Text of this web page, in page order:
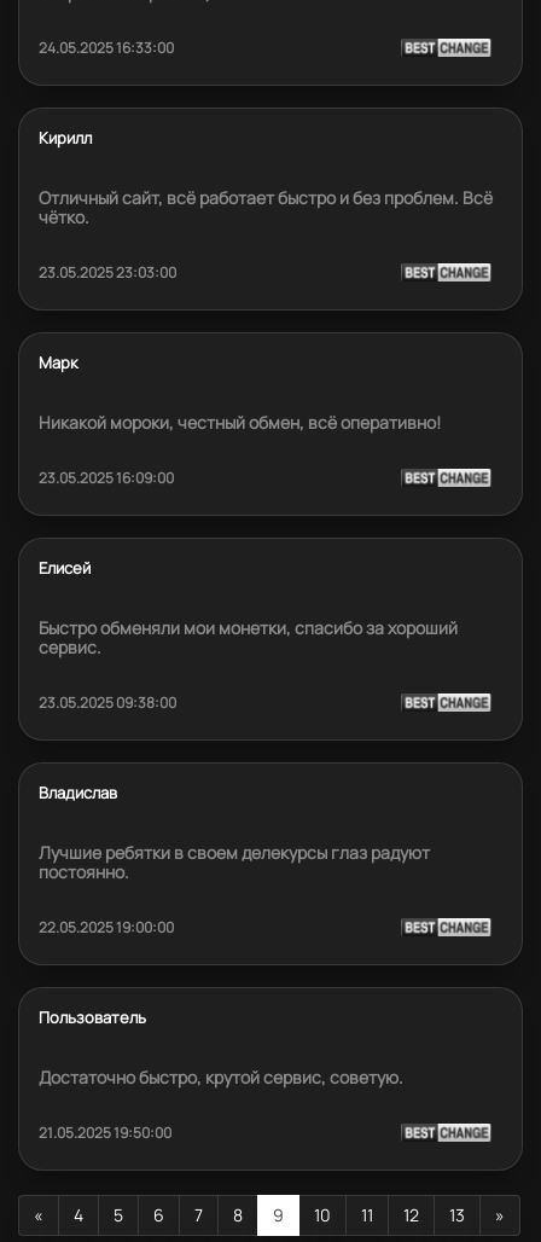
24.05.2025 16:33:00
Кирилл
Отличный сайт, всё работает быстро и без проблем. Всё
чётко.
23.05.2025 23:03:00
Марк
Никакой мороки, честный обмен, всё оперативно!
23.05.2025 16:09:00
Елисей
Быстро обменяли мои монетки, спасибо за хороший
сервис.
23.05.2025 09:38:00
Владислав
Лучшие ребятки в своем делекурсы глаз радуют
постоянно.
22.05.2025 19:00:00
Пользователь
Достаточно быстро, крутой сервис, советую.
21.05.2025 19:50:00
« 4 5 6 7 8 9 10 11 12 13 »